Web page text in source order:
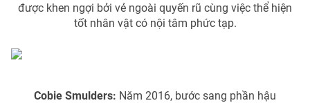
được khen ngợi bởi vẻ ngoài quyến rũ cùng việc thể hiện
tốt nhân vật có nội tâm phức tạp.
Cobie Smulders: Năm 2016, bước sang phần hậu